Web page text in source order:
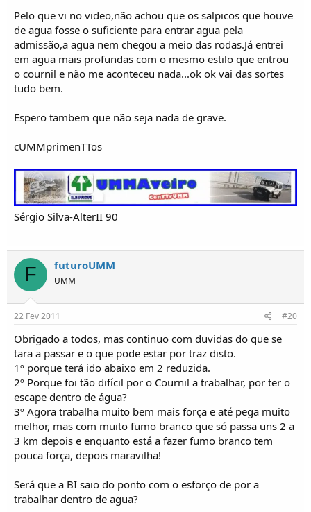
Pelo que vi no video,não achou que os salpicos que houve
de agua fosse o suficiente para entrar agua pela
admissão,a agua nem chegou a meio das rodas.Já entrei
em agua mais profundas com o mesmo estilo que entrou
o cournil e não me aconteceu nada...ok ok vai das sortes
tudo bem.
Espero tambem que não seja nada de grave.
cUMMprimenTTos
Sérgio Silva-AlterII 90
F futuroUMM
UMM
22 Fev 2011 #20
Obrigado a todos, mas continuo com duvidas do que se
tara a passar e o que pode estar por traz disto.
1º porque terá ido abaixo em 2 reduzida.
2º Porque foi tão difícil por o Cournil a trabalhar, por ter o
escape dentro de água?
3º Agora trabalha muito bem mais força e até pega muito
melhor, mas com muito fumo branco que só passa uns 2 a
3 km depois e enquanto está a fazer fumo branco tem
pouca força, depois maravilha!
Será que a BI saio do ponto com o esforço de por a
trabalhar dentro de agua?